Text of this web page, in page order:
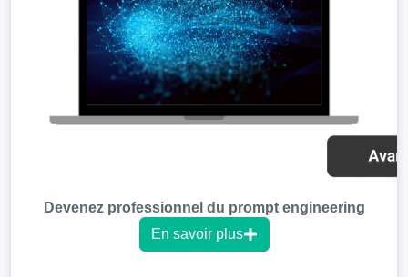
Devenez professionnel du prompt engineering
En savoir plus